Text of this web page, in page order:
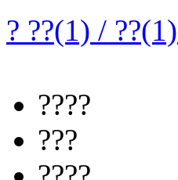
? ??(1) / ??(1)
????
???